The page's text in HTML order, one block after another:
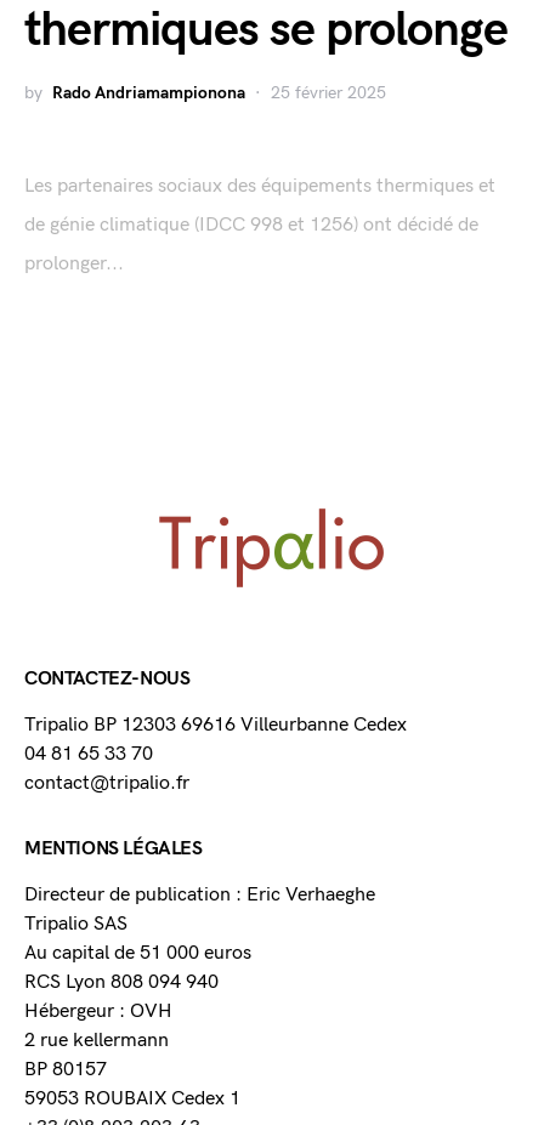
thermiques se prolonge
by Rado Andriamampionona 25 février 2025
Les partenaires sociaux des équipements thermiques et
de génie climatique (IDCC 998 et 1256) ont décidé de
prolonger...
CONTACTEZ-NOUS
Tripalio BP 12303 69616 Villeurbanne Cedex
04 81 65 33 70
contact@tripalio.fr
MENTIONS LÉGALES
Directeur de publication : Eric Verhaeghe
Tripalio SAS
Au capital de 51 000 euros
RCS Lyon 808 094 940
Hébergeur : OVH
2 rue kellermann
BP 80157
59053 ROUBAIX Cedex 1